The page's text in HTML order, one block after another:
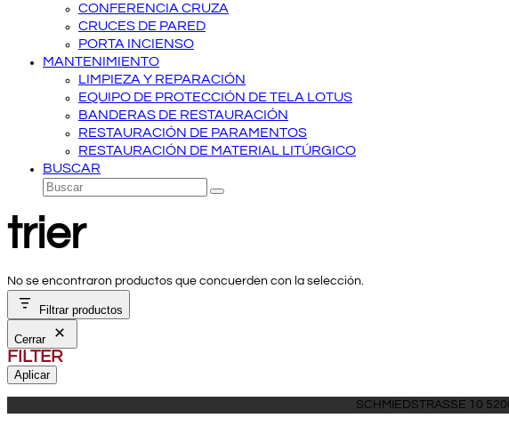
CONFERENCIA CRUZA
CRUCES DE PARED
PORTA INCIENSO
MANTENIMIENTO
LIMPIEZA Y REPARACIÓN
EQUIPO DE PROTECCIÓN DE TELA LOTUS
BANDERAS DE RESTAURACIÓN
RESTAURACIÓN DE PARAMENTOS
RESTAURACIÓN DE MATERIAL LITÚRGICO
BUSCAR
Buscar
Enviar
trier
No se encontraron productos que concuerden con la selección.
Filtrar productos
Cerrar
FILTER
Aplicar
SCHMIEDSTRASSE 10